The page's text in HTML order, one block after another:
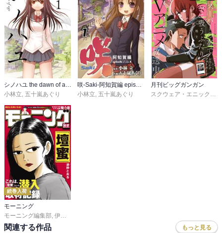
シノハユ the dawn of age
小林立, 五十嵐あぐり
咲-Saki-阿知賀編 episode of side-A
小林立, 五十嵐あぐり
月刊ビッグガンガン
スクウェア・エニックス
続巻入荷
モーニング
モーニング編集部 伊咲智太
関連する作品 もっと見る